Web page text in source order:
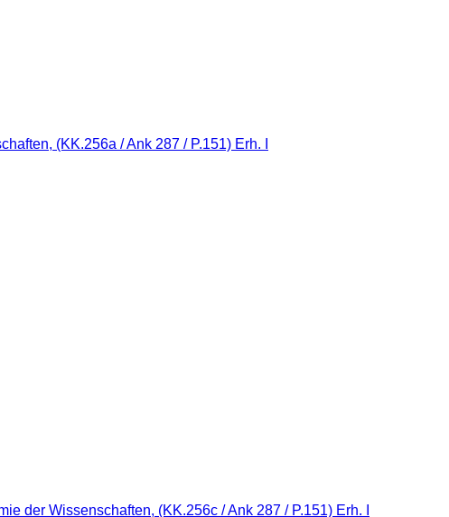
(KK.256a / Ank 287 / P.151) Erh. I
der Wissenschaften, (KK.256c / Ank 287 / P.151) Erh. I